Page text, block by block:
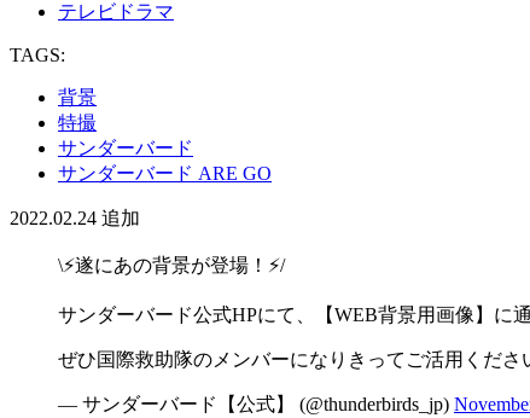
テレビドラマ
TAGS:
背景
特撮
サンダーバード
サンダーバード ARE GO
2022.02.24 追加
\⚡️遂にあの背景が登場！⚡️/
サンダーバード公式HPにて、【WEB背景用画像】に
ぜひ国際救助隊のメンバーになりきってご活用くださ
— サンダーバード【公式】 (@thunderbirds_jp)